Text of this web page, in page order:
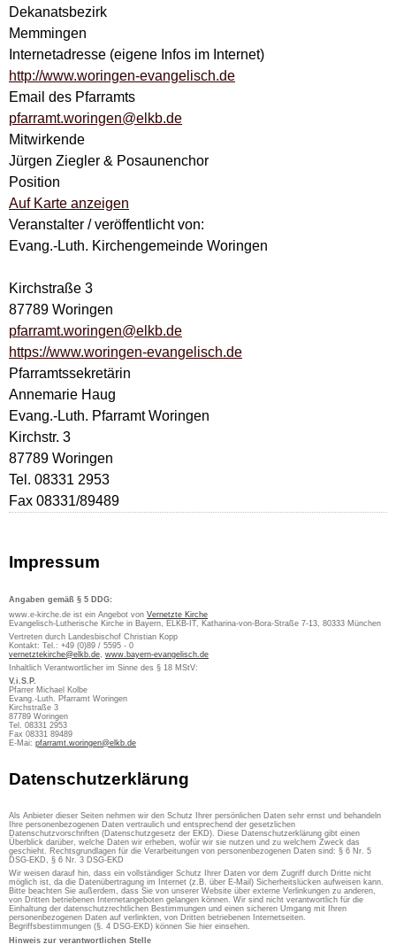
Dekanatsbezirk
Memmingen
Internetadresse (eigene Infos im Internet)
http://www.woringen-evangelisch.de
Email des Pfarramts
pfarramt.woringen@elkb.de
Mitwirkende
Jürgen Ziegler & Posaunenchor
Position
Auf Karte anzeigen
Veranstalter / veröffentlicht von:
Evang.-Luth. Kirchengemeinde Woringen
Kirchstraße 3
87789 Woringen
pfarramt.woringen@elkb.de
https://www.woringen-evangelisch.de
Pfarramtssekretärin
Annemarie Haug
Evang.-Luth. Pfarramt Woringen
Kirchstr. 3
87789 Woringen
Tel. 08331 2953
Fax 08331/89489
Impressum
Angaben gemäß § 5 DDG:
www.e-kirche.de ist ein Angebot von Vernetzte Kirche
Evangelisch-Lutherische Kirche in Bayern, ELKB-IT, Katharina-von-Bora-Straße 7-13, 80333 München
Vertreten durch Landesbischof Christian Kopp
Kontakt: Tel.: +49 (0)89 / 5595 - 0
vernetztekirche@elkb.de, www.bayern-evangelisch.de
Inhaltlich Verantwortlicher im Sinne des § 18 MStV:
V.i.S.P.
Pfarrer Michael Kolbe
Evang.-Luth. Pfarramt Woringen
Kirchstraße 3
87789 Woringen
Tel. 08331 2953
Fax 08331 89489
E-Mai: pfarramt.woringen@elkb.de
Datenschutzerklärung
Als Anbieter dieser Seiten nehmen wir den Schutz Ihrer persönlichen Daten sehr ernst und behandeln
Ihre personenbezogenen Daten vertraulich und entsprechend der gesetzlichen
Datenschutzvorschriften (Datenschutzgesetz der EKD). Diese Datenschutzerklärung gibt einen
Überblick darüber, welche Daten wir erheben, wofür wir sie nutzen und zu welchem Zweck das
geschieht. Rechtsgrundlagen für die Verarbeitungen von personenbezogenen Daten sind: § 6 Nr. 5
DSG-EKD, § 6 Nr. 3 DSG-EKD
Wir weisen darauf hin, dass ein vollständiger Schutz Ihrer Daten vor dem Zugriff durch Dritte nicht
möglich ist, da die Datenübertragung im Internet (z.B. über E-Mail) Sicherheitslücken aufweisen kann.
Bitte beachten Sie außerdem, dass Sie von unserer Website über externe Verlinkungen zu anderen,
von Dritten betriebenen Internetangeboten gelangen können. Wir sind nicht verantwortlich für die
Einhaltung der datenschutzrechtlichen Bestimmungen und einen sicheren Umgang mit Ihren
personenbezogenen Daten auf verlinkten, von Dritten betriebenen Internetseiten.
Begriffsbestimmungen (§. 4 DSG-EKD) können Sie hier einsehen.
Hinweis zur verantwortlichen Stelle